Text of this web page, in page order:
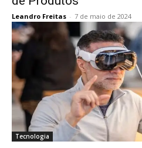
Leandro Freitas - 7 de maio de 2024
Tecnologia